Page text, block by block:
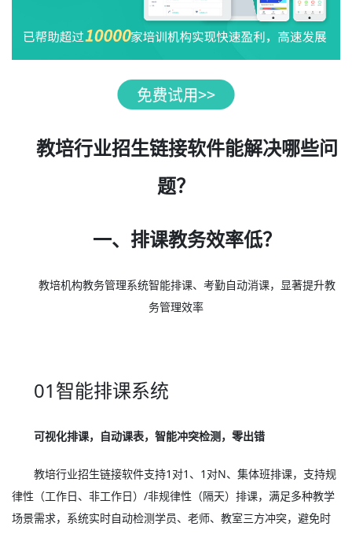
教培行业招生链接软件能解决哪些问
题？
一、排课教务效率低？
教培机构教务管理系统智能排课、考勤自动消课，显著提升教
务管理效率
01智能排课系统
可视化排课，自动课表，智能冲突检测，零出错
教培行业招生链接软件支持1对1、1对N、集体班排课，支持规
律性（工作日、非工作日）/非规律性（隔天）排课，满足多种教学
场景需求，系统实时自动检测学员、老师、教室三方冲突，避免时